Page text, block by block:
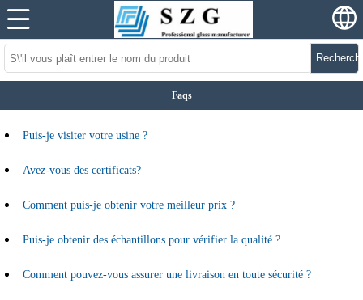
Faqs
Puis-je visiter votre usine ?
Avez-vous des certificats?
Comment puis-je obtenir votre meilleur prix ?
Puis-je obtenir des échantillons pour vérifier la qualité ?
Comment pouvez-vous assurer une livraison en toute sécurité ?